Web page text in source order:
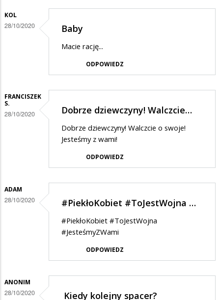
KOL
28/10/2020 Baby
Macie rację...
ODPOWIEDZ
FRANCISZEK
S.
28/10/2020 Dobrze dziewczyny! Walczcie…
Dobrze dziewczyny! Walczcie o swoje!
Jesteśmy z wami!
ODPOWIEDZ
ADAM
28/10/2020 #PiekłoKobiet #ToJestWojna …
#PiekłoKobiet #ToJestWojna
#JesteśmyZWami
ODPOWIEDZ
ANONIM
28/10/2020 Kiedy kolejny spacer?